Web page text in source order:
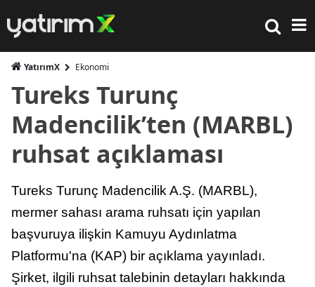
YatırımX Ekonomi
Tureks Turunç
Madencilik’ten (MARBL)
ruhsat açıklaması
Tureks Turunç Madencilik A.Ş. (MARBL),
mermer sahası arama ruhsatı için yapılan
başvuruya ilişkin Kamuyu Aydınlatma
Platformu'na (KAP) bir açıklama yayınladı.
Şirket, ilgili ruhsat talebinin detayları hakkında